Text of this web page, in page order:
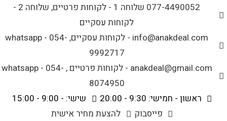
077-4490052 שלוחה 1 - לקוחות פרטיים, שלוחה 2 -
לקוחות עסקיים
info@anakdeal.com - לקוחות עסקיים, whatsapp - 054-
9992717
anakdeal@gmail.com - לקוחות פרטיים , whatsapp - 054-
8074950
ראשון - חמישי: 9:30 - 20:00
שישי: - 9:00 - 15:00
פייסבוק
להצעת מחיר אישית